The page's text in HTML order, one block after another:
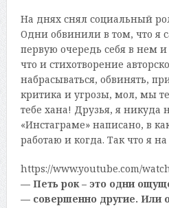
На днях снял социальный
Одни обвинили в том, что я
первую очередь себя в нем
что и стихотворение
набрасываться, обвинять,
критика и угрозы, мол, мы
тебе хана! Друзья, я никуда
«Инстаграме» написано, в
работаю и когда. Так что я на
https://www.youtube.com/
— Петь рок – это одни
— совершенно другие. Или